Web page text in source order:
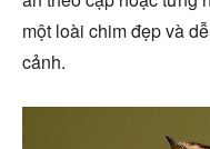
một loài chim đẹp và
cảnh.